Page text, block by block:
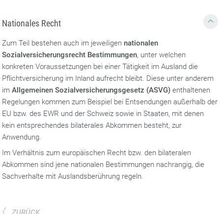
Nationales Recht
Zum Teil bestehen auch im jeweiligen nationalen
Sozialversicherungsrecht Bestimmungen, unter welchen
konkreten Voraussetzungen bei einer Tätigkeit im Ausland die
Pflichtversicherung im Inland aufrecht bleibt. Diese unter anderem
imAllgemeinen Sozialversicherungsgesetz (ASVG) enthaltenen
Regelungen kommen zum Beispiel bei Entsendungen außerhalb der
EU bzw. des EWR und der Schweiz sowie in Staaten, mit denen
kein entsprechendes bilaterales Abkommen besteht, zur
Anwendung.
Im Verhältnis zum europäischen Recht bzw. den bilateralen
Abkommen sind jene nationalen Bestimmungen nachrangig, die
Sachverhalte mit Auslandsberührung regeln.